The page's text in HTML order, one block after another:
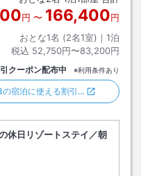
円 〜 166,400円
おとな1名 (2名1室)｜ 1泊
税込 52,750円〜83,200円
クーポン配布中 ※利用条件あり
宿泊に使える割引…
休日リゾートステイ／朝